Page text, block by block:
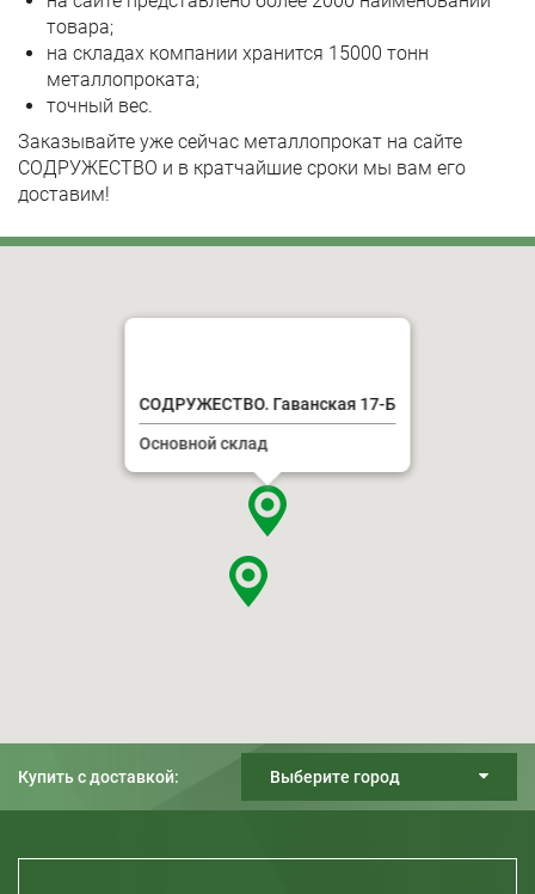
товара;
на складах компании хранится 15000 тонн
металлопроката;
точный вес.
Заказывайте уже сейчас металлопрокат на сайте
СОДРУЖЕСТВО и в кратчайшие сроки мы вам его
доставим!
СОДРУЖЕСТВО. Гаванская 17-Б
Основной склад
Купить с доставкой: Выберите город
Днепр